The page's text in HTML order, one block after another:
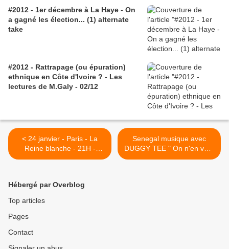
#2012 - 1er décembre à La Haye - On
a gagné les élection... (1) alternate
take
#2012 - Rattrapage (ou épuration)
ethnique en Côte d'Ivoire ? - Les
lectures de M.Galy - 02/12
< 24 janvier - Paris - La
Reine blanche - 21H -
Princess Erika
Senegal musique avec
DUGGY TEE " On n'en veut
plus " >
Hébergé par Overblog
Top articles
Pages
Contact